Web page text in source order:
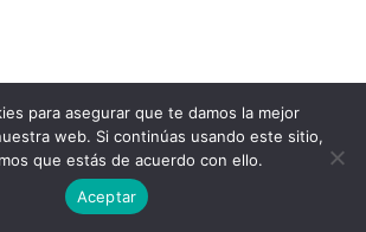
de Electricos © 2025
para asegurar que te damos la mejor
web. Si continúas usando este sitio,
que estás de acuerdo con ello.
Aceptar